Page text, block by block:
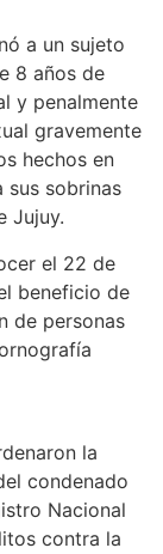
a un sujeto
8 años de
y penalmente
gravemente
hechos en
sus sobrinas
de Jujuy.
el 22 de
beneficio de
de personas
real.
la
condenado
Nacional
contra la